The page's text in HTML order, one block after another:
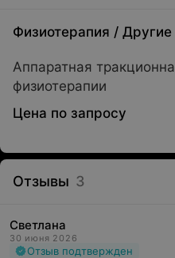
Физиотерапия / Другие
Аппаратная
физиотерапии
Цена по запросу
Отзывы 3
Светлана
30 июня 2026
Отзыв подтвержден